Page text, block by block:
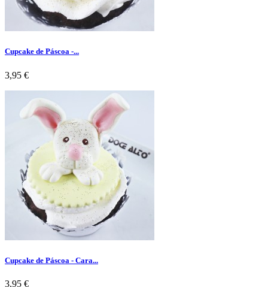
Cupcake de Páscoa -...
Preço
3,95 €
Cupcake de Páscoa - Cara...
Preço
3,95 €